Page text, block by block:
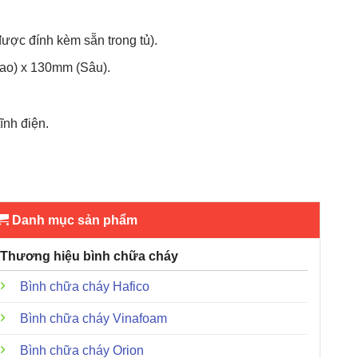
đính kèm sẵn trong tủ).
x 130mm (Sâu).
điện.
Danh mục sản phẩm
Thương hiệu bình chữa cháy
Bình chữa cháy Hafico
Bình chữa cháy Vinafoam
Bình chữa cháy Orion